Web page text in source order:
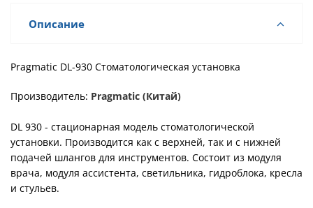
Описание
Pragmatic DL-930 Стоматологическая установка
Производитель: Pragmatic (Китай)
DL 930 - стационарная модель стоматологической
установки. Производится как с верхней, так и с нижней
подачей шлангов для инструментов. Состоит из модуля
врача, модуля ассистента, светильника, гидроблока, кресла
и стульев.